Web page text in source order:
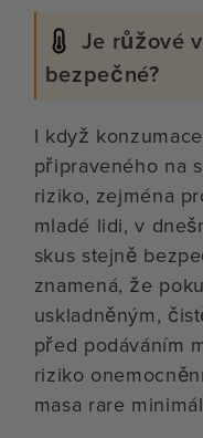
Je růžové
bezpečné?
I když
připraveného na
riziko, zejména
mladé lidi, v
skus stejně
znamená, že
uskladněným,
před podáváním
riziko
masa rare